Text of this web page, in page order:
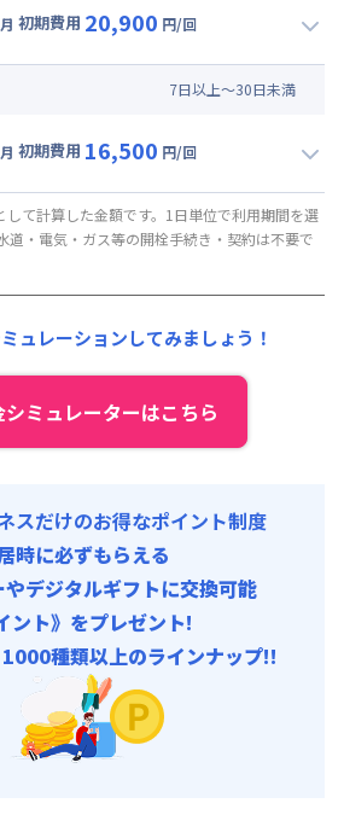
(800円/日) (税抜)
初期費用 20,900 円/回
)
(800円/日) (税抜)
円/日)
7日以上～30日未満
初期費用 16,500 円/回
)
円/日) (税抜)
円/日)
税抜)
て計算した金額です。1日単位で利用期間を選
道・電気・ガス等の開栓手続き・契約は不要で
ュレーションしてみましょう！
ミュレーターはこちら
スだけのお得なポイント制度
時に必ずもらえる
やデジタルギフトに交換可能
ント》をプレゼント!
種類以上のラインナップ!!